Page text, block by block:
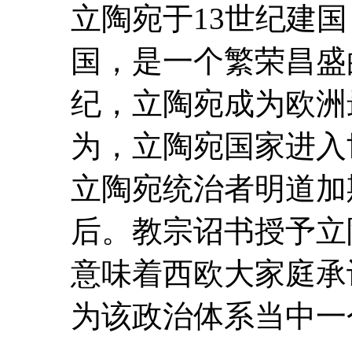
立陶宛于13世纪建
国，是一个繁荣昌
纪，立陶宛成为欧
为，立陶宛国家进
立陶宛统治者明道
后。教宗诏书授予
意味着西欧大家庭
为该政治体系当中